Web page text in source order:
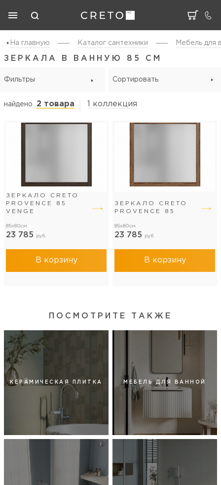
На главную Каталог cантехники Мебель для
ЗЕРКАЛА В ВАННУЮ 85 СМ
Фильтры
найдено 2 товара 1 коллекция
Сортировать
ЗЕРКАЛО CRETO
PROVENCE 85
VENGE
85x80см
23 785 руб.
В корзину
ЗЕРКАЛО CRETO
PROVENCE 85
85x80см
23 785 руб.
В корзину
ПОСМОТРИТЕ ТАКЖЕ
КЕРАМИЧЕСКАЯ ПЛИТКА МЕБЕЛЬ ДЛЯ ВАННОЙ